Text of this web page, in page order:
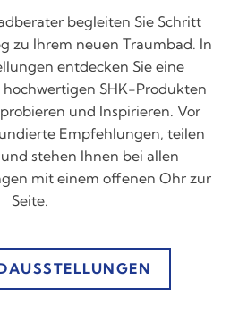
begleiten Sie Schritt
zu Ihrem neuen Traumbad. In
entdecken Sie eine
SHK-Produkten
und Inspirieren. Vor
Empfehlungen, teilen
stehen Ihnen bei allen
mit einem offenen Ohr zur
Seite.